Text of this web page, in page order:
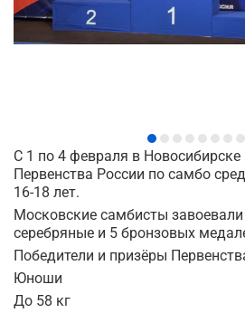
С 1 по 4 февраля в Новосибирске
Первенства России по самбо
16-18 лет.
Московские самбисты
серебряные и 5 бронзовых
Победители и призёры
Юноши
До 58 кг